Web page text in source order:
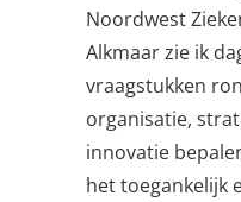
Noordwest
Alkmaar zie ik
vraagstukken
organisatie,
innovatie
het toegankelijk